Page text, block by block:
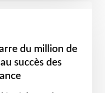
du million de
succès des